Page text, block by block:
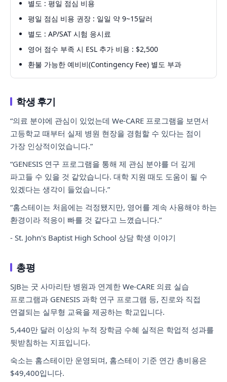
별도 : 평일 점심 비용
평일 점심 비용 권장 : 일일 약 9~15달러
별도 : AP/SAT 시험 응시료
영어 점수 부족 시 ESL 추가 비용 : $2,500
환불 가능한 예비비(Contingency Fee) 별도 부과
학생 후기
“의료 분야에 관심이 있었는데 We-CARE 프로그램을 보면서
고등학교 때부터 실제 병원 현장을 경험할 수 있다는 점이
가장 인상적이었습니다.”
“GENESIS 연구 프로그램을 통해 제 관심 분야를 더 깊게
파고들 수 있을 것 같았습니다. 대학 지원 때도 도움이 될 수
있겠다는 생각이 들었습니다.”
“홈스테이는 처음에는 걱정됐지만, 영어를 계속 사용해야 하는
환경이라 적응이 빠를 것 같다고 느꼈습니다.”
- St. John's Baptist High School 상담 학생 이야기
총평
SJB는 굿 사마리탄 병원과 연계한 We-CARE 의료 실습
프로그램과 GENESIS 과학 연구 프로그램 등, 진로와 직접
연결되는 실무형 교육을 제공하는 학교입니다.
5,440만 달러 이상의 누적 장학금 수혜 실적은 학업적 성과를
뒷받침하는 지표입니다.
숙소는 홈스테이만 운영되며, 홈스테이 기준 연간 총비용은
$49,400입니다.